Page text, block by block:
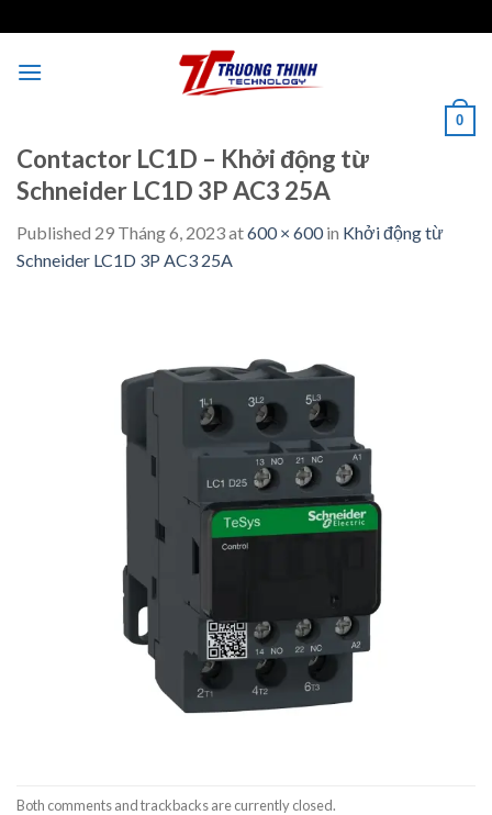
to
content
0
Contactor LC1D – Khởi động từ
Schneider LC1D 3P AC3 25A
Published 29 Tháng 6, 2023at600 × 600in Khởi động từ
Schneider LC1D 3P AC3 25A
Both comments and trackbacks are currently closed.